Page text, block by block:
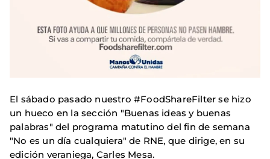
El sábado pasado nuestro #FoodShareFilter se hizo
un hueco en la sección "Buenas ideas y buenas
palabras" del programa matutino del fin de semana
"No es un día cualquiera" de RNE, que dirige, en su
edición veraniega, Carles Mesa.